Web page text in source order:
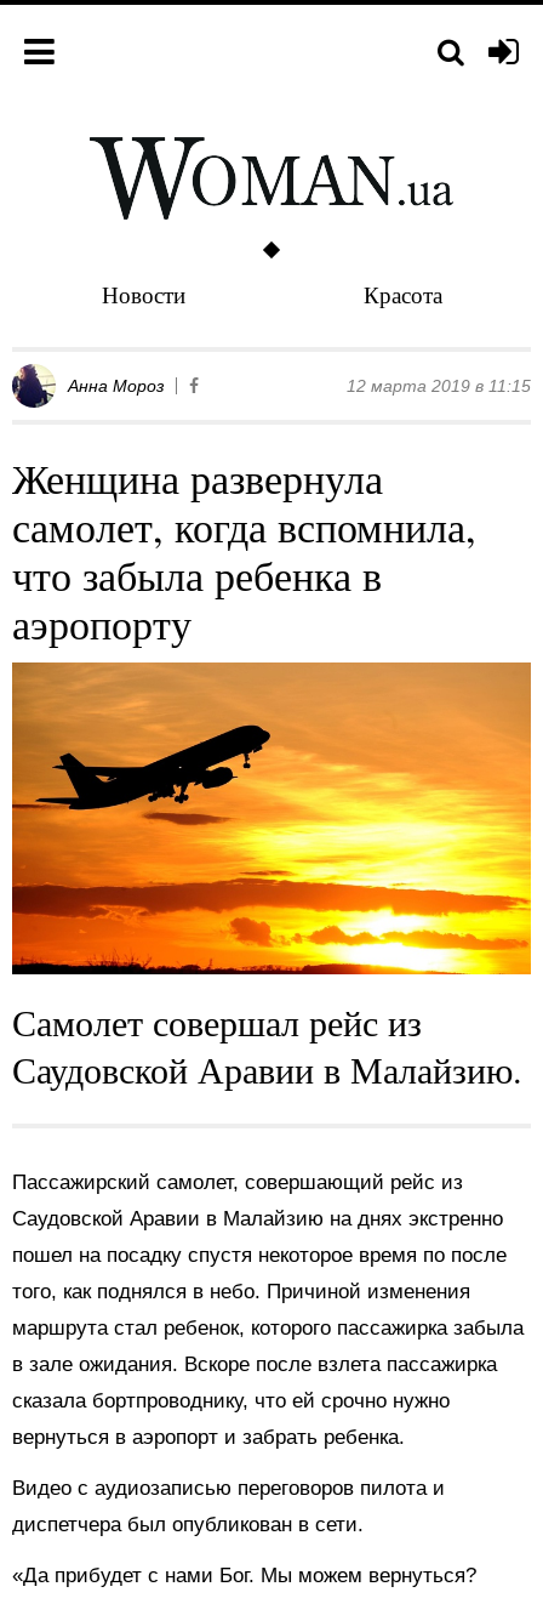
Новости Красота
Анна Мороз 12 марта 2019 в 11:15
Женщина развернула
самолет, когда вспомнила,
что забыла ребенка в
аэропорту
Самолет совершал рейс из
Саудовской Аравии в Малайзию.
Пассажирский самолет, совершающий рейс из
Саудовской Аравии в Малайзию на днях экстренно
пошел на посадку спустя некоторое время по после
того, как поднялся в небо. Причиной изменения
маршрута стал ребенок, которого пассажирка забыла
в зале ожидания. Вскоре после взлета пассажирка
сказала бортпроводнику, что ей срочно нужно
вернуться в аэропорт и забрать ребенка.
Видео с аудиозаписью переговоров пилота и
диспетчера был опубликован в сети.
«Да прибудет с нами Бог. Мы можем вернуться?